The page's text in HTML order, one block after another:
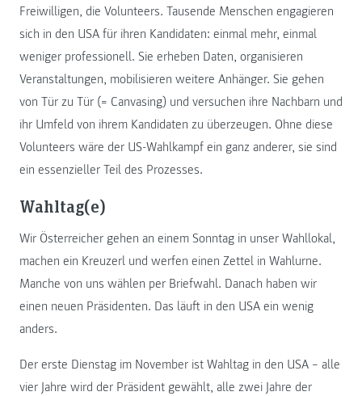
Freiwilligen, die Volunteers. Tausende Menschen engagieren
sich in den USA für ihren Kandidaten: einmal mehr, einmal
weniger professionell. Sie erheben Daten, organisieren
Veranstaltungen, mobilisieren weitere Anhänger. Sie gehen
von Tür zu Tür (= Canvasing) und versuchen ihre Nachbarn und
ihr Umfeld von ihrem Kandidaten zu überzeugen. Ohne diese
Volunteers wäre der US-Wahlkampf ein ganz anderer, sie sind
ein essenzieller Teil des Prozesses.
Wahltag(e)
Wir Österreicher gehen an einem Sonntag in unser Wahllokal,
machen ein Kreuzerl und werfen einen Zettel in Wahlurne.
Manche von uns wählen per Briefwahl. Danach haben wir
einen neuen Präsidenten. Das läuft in den USA ein wenig
anders.
Der erste Dienstag im November ist Wahltag in den USA – alle
vier Jahre wird der Präsident gewählt, alle zwei Jahre der